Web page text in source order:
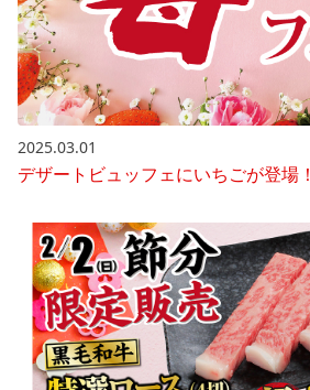
2025.03.01
デザートビュッフェにいちごが登場！